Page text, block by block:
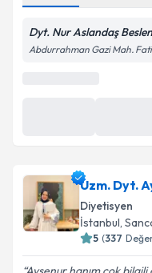
Dyt. Nur Aslandaş
Abdurrahman Gazi Mah.
Uzm. Dyt.
Diyetisyen
İstanbul,
(